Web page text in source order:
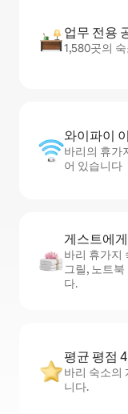
업무 전용
1,580곳의
와이파이
바리의 휴가
어 있습니다
게스트에
바리 휴가지
그릴, 노트
다.
평균 평점
바리 숙소의
니다.